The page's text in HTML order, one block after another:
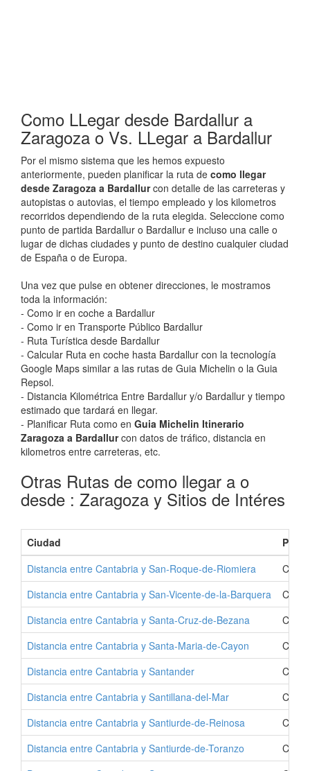
Como LLegar desde Bardallur a
Zaragoza o Vs. LLegar a Bardallur
Por el mismo sistema que les hemos expuesto
anteriormente, pueden planificar la ruta de como llegar
desde Zaragoza a Bardallurcon detalle de las carreteras y
autopistas o autovias, el tiempo empleado y los kilometros
recorridos dependiendo de la ruta elegida. Seleccione como
punto de partida Bardallur o Bardallur e incluso una calle o
lugar de dichas ciudades y punto de destino cualquier ciudad
de España o de Europa.
Una vez que pulse en obtener direcciones, le mostramos
toda la información:
- Como ir en coche a Bardallur
- Como ir en Transporte Público Bardallur
- Ruta Turística desde Bardallur
- Calcular Ruta en coche hasta Bardallur con la tecnología
Google Maps similar a las rutas de Guia Michelin o la Guia
Repsol.
- Distancia Kilométrica Entre Bardallur y/o Bardallur y tiempo
estimado que tardará en llegar.
- Planificar Ruta como en Guia Michelin Itinerario
Zaragoza a Bardallurcon datos de tráfico, distancia en
kilometros entre carreteras, etc.
Otras Rutas de como llegar a o
desde : Zaragoza y Sitios de Intéres
Ciudad
Distancia entre Cantabria y San-Roque-de-Riomiera
Distancia entre Cantabria y San-Vicente-de-la-Barquera
Distancia entre Cantabria y Santa-Cruz-de-Bezana
Distancia entre Cantabria y Santa-Maria-de-Cayon
Distancia entre Cantabria y Santander
Distancia entre Cantabria y Santillana-del-Mar
Distancia entre Cantabria y Santiurde-de-Reinosa
Distancia entre Cantabria y Santiurde-de-Toranzo